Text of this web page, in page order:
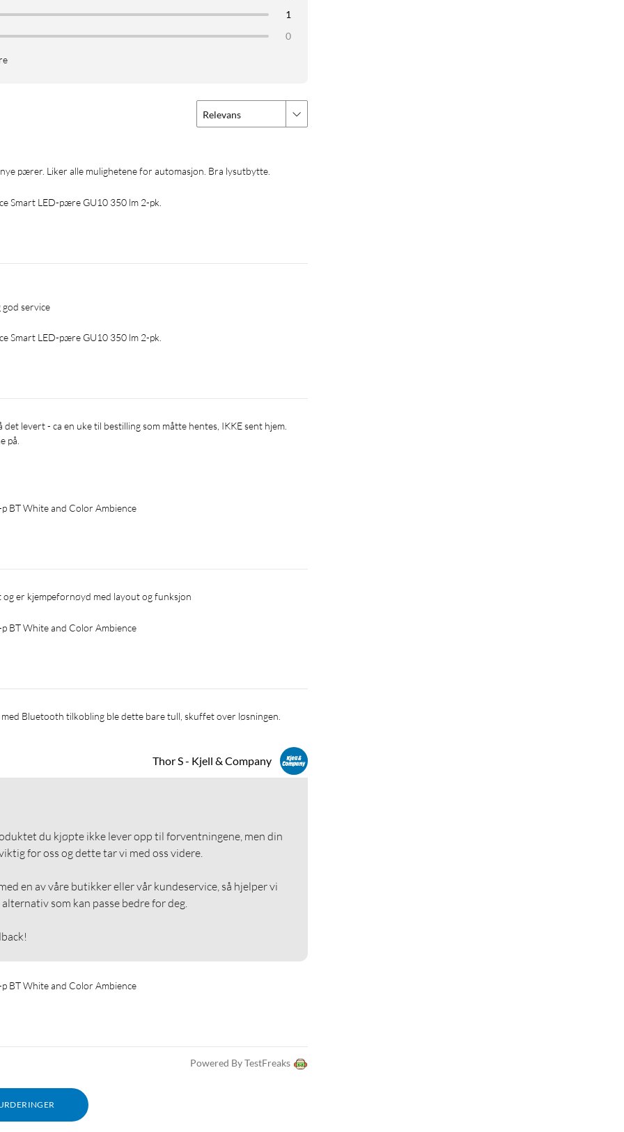
1
0
Relevans
pærer. Liker alle mulighetene for automasjon. Bra lysutbytte.
Smart LED-pære GU10 350 lm 2-pk.
service
Smart LED-pære GU10 350 lm 2-pk.
på.
BT White and Color Ambience
og er kjempefornøyd med layout og funksjon
BT White and Color Ambience
med Bluetooth tilkobling ble dette bare tull, skuffet over løsningen.
Thor S - Kjell & Company
du kjøpte ikke lever opp til forventningene, men din
for oss og dette tar vi med oss videre.
en av våre butikker eller vår kundeservice, så hjelper vi
som kan passe bedre for deg.
BT White and Color Ambience
Powered By TestFreaks